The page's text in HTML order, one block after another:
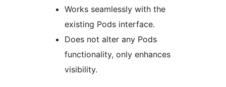
Works seamlessly with the
existing Pods interface.
Does not alter any Pods
functionality, only enhances
visibility.